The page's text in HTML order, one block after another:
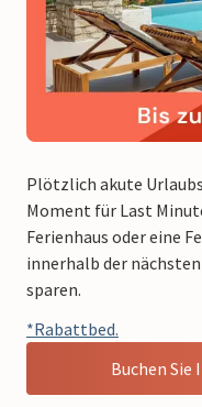
Plötzlich akute
Moment für Last
Ferienhaus oder eine
innerhalb der nächsten
sparen.​
*Rabattbed.
Buchen Sie